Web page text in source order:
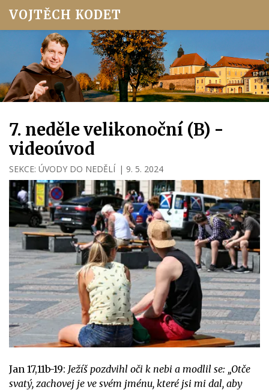
VOJTĚCH KODET
7. neděle velikonoční (B) -
videoúvod
SEKCE: ÚVODY DO NEDĚLÍ | 9. 5. 2024
Jan 17,11b-19: Ježíš pozdvihl oči k nebi a modlil se: „Otče
svatý, zachovej je ve svém jménu, které jsi mi dal, aby